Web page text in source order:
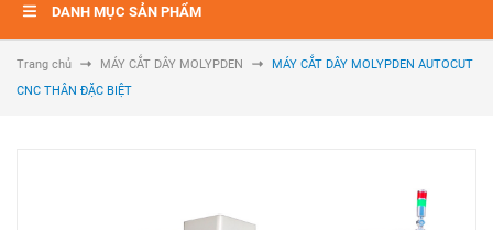
DANH MỤC SẢN PHẨM
Trang chủ MÁY CẮT DÂY MOLYPDEN
MÁY CẮT DÂY MOLYPDEN AUTOCUT
CNC THÂN ĐẶC BIỆT